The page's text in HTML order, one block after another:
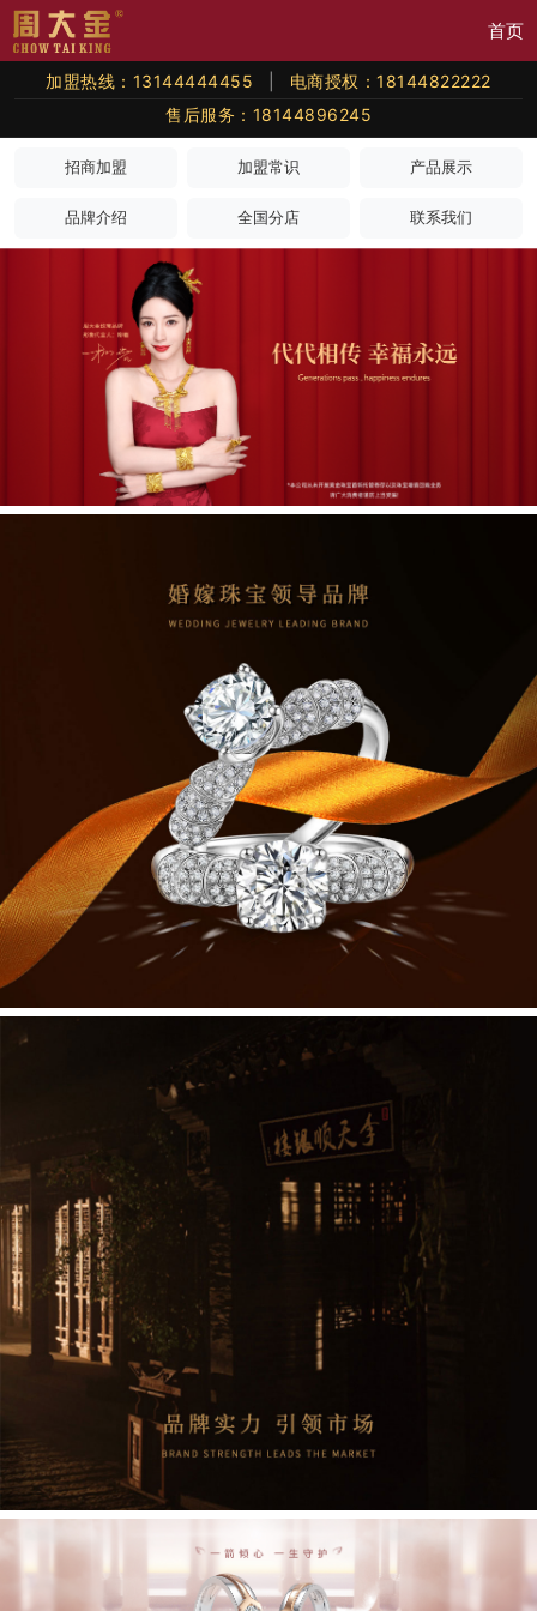
首页
加盟热线：13144444455
电商授权：18144822222
售后服务：18144896245
招商加盟 加盟常识 产品展示
品牌介绍 全国分店 联系我们